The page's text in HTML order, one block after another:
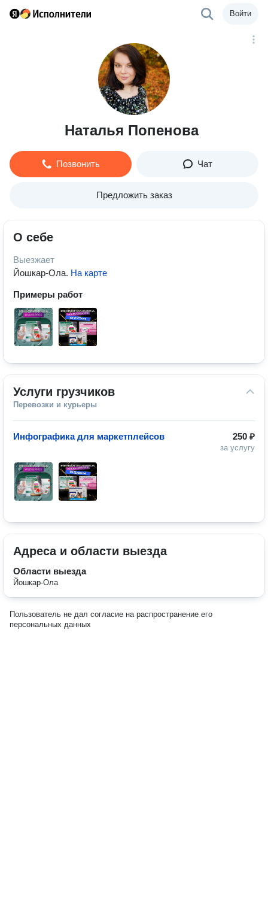
Войти
Наталья Попенова
Позвонить Чат
Предложить заказ
О себе
Выезжает
Йошкар-Ола. На карте
Примеры работ
Услуги грузчиков
Перевозки и курьеры
250 ₽
за услугу
Инфографика для маркетплейсов
Адреса и области выезда
Области выезда
Йошкар-Ола
Пользователь не дал согласие на распространение его
персональных данных